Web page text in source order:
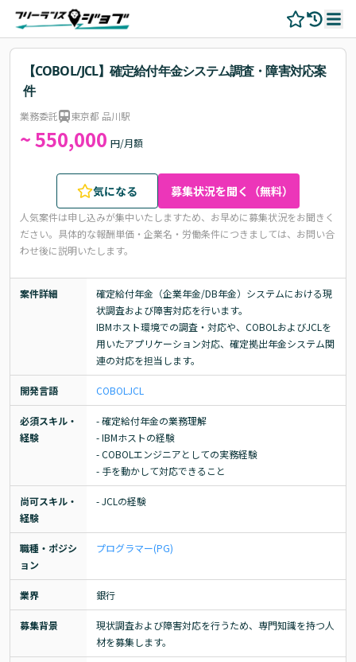
【COBOL/JCL】確定給付年金システム調査・障害対応案
件
業務委託 東京都 品川駅
~ 550,000 円/月額
気になる 募集状況を聞く（無料）
人気案件は申し込みが集中いたしますため、お早めに募集状況をお聞きく
ださい。 具体的な報酬単価・企業名・労働条件につきましては、お問い合
わせ後に説明いたします。
案件詳細
確定給付年金（企業年金/DB年金）システムにおける現
状調査および障害対応を行います。
IBMホスト環境での調査・対応や、COBOLおよびJCLを
用いたアプリケーション対応、確定拠出年金システム関
連の対応を担当します。
開発言語 COBOL JCL
必須スキル・
経験
- 確定給付年金の業務理解
- IBMホストの経験
- COBOLエンジニアとしての実務経験
- 手を動かして対応できること
尚可スキル・
経験
- JCLの経験
職種・ポジシ
ョン
プログラマー(PG)
業界 銀行
募集背景
現状調査および障害対応を行うため、専門知識を持つ人
材を募集します。